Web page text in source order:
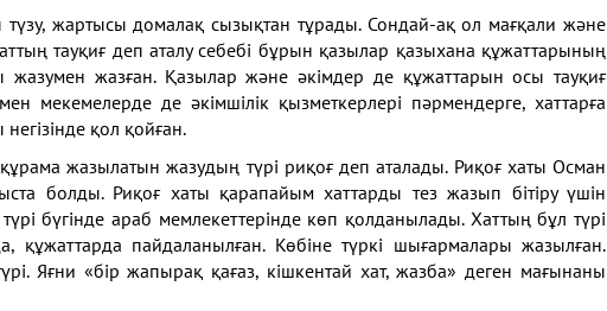
жартысы домалақсызықтан тұрады. Сондай-ақ ол мағқали және
тауқиғ деп аталу себебі бұрын қазылар қазыхана құжаттарының
жазумен жазған. Қазылар және әкімдер де құжаттарын осы тауқиғ
мекемелерде де әкімшілік қызметкерлері пәрмендерге, хаттарға
қол қойған.
құрама жазылатын жазудың түрі риқоғ деп аталады. Риқоғ хаты Осман
болды. Риқоғ хаты қарапайым хаттарды тезжазып бітіру үшін
бүгінде араб мемлекеттерінде көп қолданылады. Хаттың бұл түрі
құжаттарда пайдаланылған. Көбіне түркі шығармалары жазылған.
Яғни «бір жапырақ қағаз, кішкентай хат,жазба» деген мағынаны